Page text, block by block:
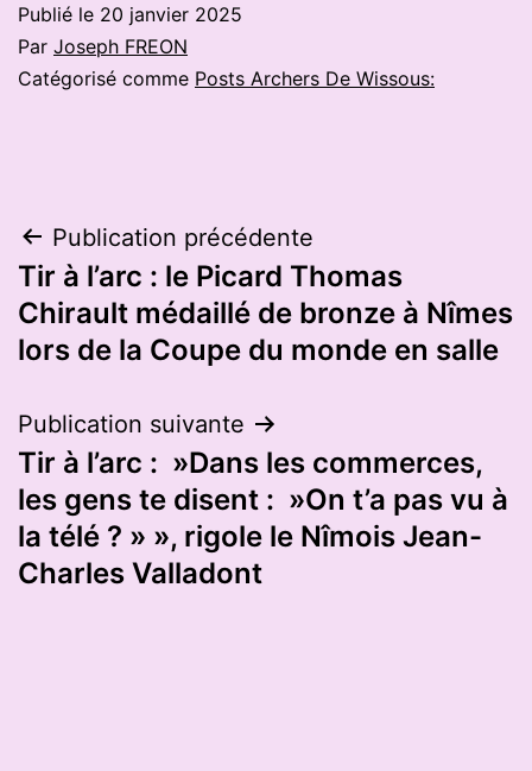
Publié le 20 janvier 2025
Par Joseph FREON
Catégorisé comme Posts Archers De Wissous:
Navigation
de
l’article
Publication précédente
Tir à l’arc : le Picard Thomas
Chirault médaillé de bronze à Nîmes
lors de la Coupe du monde en salle
Publication suivante
Tir à l’arc : »Dans les commerces,
les gens te disent : »On t’a pas vu à
la télé ? » », rigole le Nîmois Jean-
Charles Valladont